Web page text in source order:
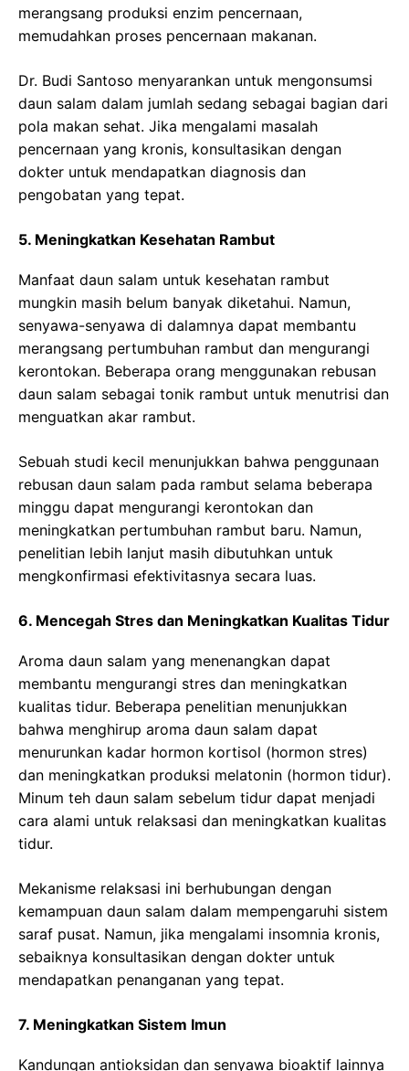
merangsang produksi enzim pencernaan,
memudahkan proses pencernaan makanan.
Dr. Budi Santoso menyarankan untuk mengonsumsi
daun salam dalam jumlah sedang sebagai bagian dari
pola makan sehat. Jika mengalami masalah
pencernaan yang kronis, konsultasikan dengan
dokter untuk mendapatkan diagnosis dan
pengobatan yang tepat.
5. Meningkatkan Kesehatan Rambut
Manfaat daun salam untuk kesehatan rambut
mungkin masih belum banyak diketahui. Namun,
senyawa-senyawa di dalamnya dapat membantu
merangsang pertumbuhan rambut dan mengurangi
kerontokan. Beberapa orang menggunakan rebusan
daun salam sebagai tonik rambut untuk menutrisi dan
menguatkan akar rambut.
Sebuah studi kecil menunjukkan bahwa penggunaan
rebusan daun salam pada rambut selama beberapa
minggu dapat mengurangi kerontokan dan
meningkatkan pertumbuhan rambut baru. Namun,
penelitian lebih lanjut masih dibutuhkan untuk
mengkonfirmasi efektivitasnya secara luas.
6. Mencegah Stres dan Meningkatkan Kualitas Tidur
Aroma daun salam yang menenangkan dapat
membantu mengurangi stres dan meningkatkan
kualitas tidur. Beberapa penelitian menunjukkan
bahwa menghirup aroma daun salam dapat
menurunkan kadar hormon kortisol (hormon stres)
dan meningkatkan produksi melatonin (hormon tidur).
Minum teh daun salam sebelum tidur dapat menjadi
cara alami untuk relaksasi dan meningkatkan kualitas
tidur.
Mekanisme relaksasi ini berhubungan dengan
kemampuan daun salam dalam mempengaruhi sistem
saraf pusat. Namun, jika mengalami insomnia kronis,
sebaiknya konsultasikan dengan dokter untuk
mendapatkan penanganan yang tepat.
7. Meningkatkan Sistem Imun
Kandungan antioksidan dan senyawa bioaktif lainnya